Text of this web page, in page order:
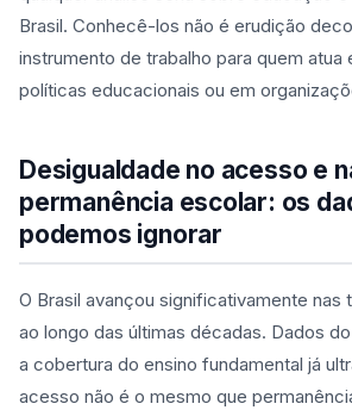
Brasil. Conhecê-los não é erudição
instrumento de trabalho para quem atua
políticas educacionais ou em
Desigualdade no acesso e
permanência escolar: os
podemos ignorar
O Brasil avançou significativamente nas
ao longo das últimas décadas. Dados
a cobertura do ensino fundamental já
acesso não é o mesmo que